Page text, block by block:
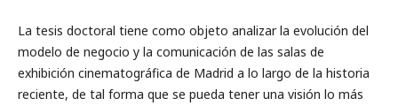
La tesis doctoral tiene como objeto analizar la evolución del
modelo de negocio y la comunicación de las salas de
exhibición cinematográfica de Madrid a lo largo de la historia
reciente, de tal forma que se pueda tener una visión lo más